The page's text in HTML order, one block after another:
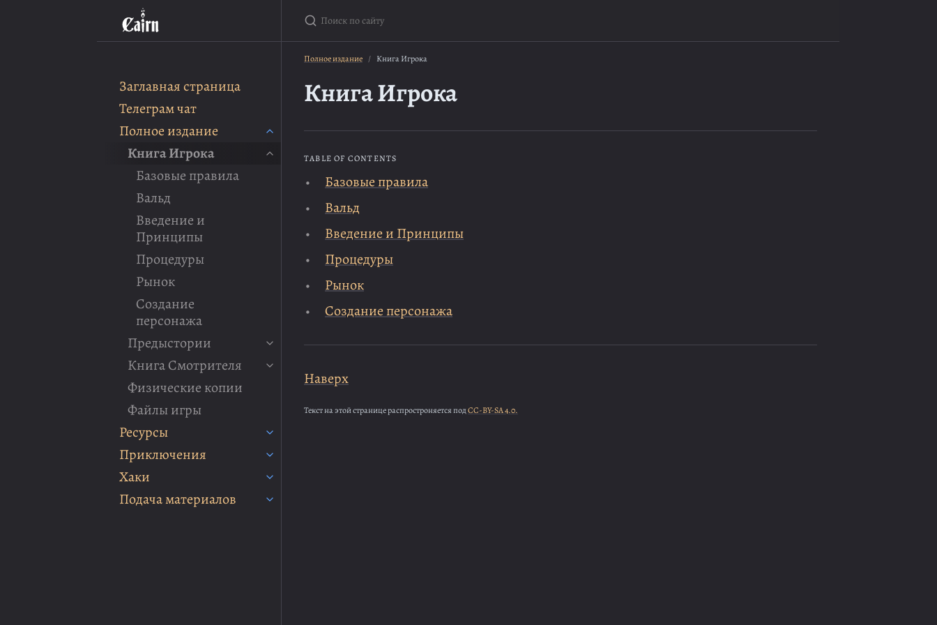
Заглавная страница
Телеграм чат
Полное издание
Книга Игрока
Базовые правила
Вальд
Введение и
Принципы
Процедуры
Рынок
Создание
персонажа
Предыстории
Книга Смотрителя
Физические копии
Файлы игры
Ресурсы
Приключения
Хаки
Подача материалов
Полное издание Книга Игрока
Книга Игрока
TABLE OF CONTENTS
Базовые правила
Вальд
Введение и Принципы
Процедуры
Рынок
Создание персонажа
Наверх
Текст на этой странице распростроняется подCC-BY-SA 4.0.